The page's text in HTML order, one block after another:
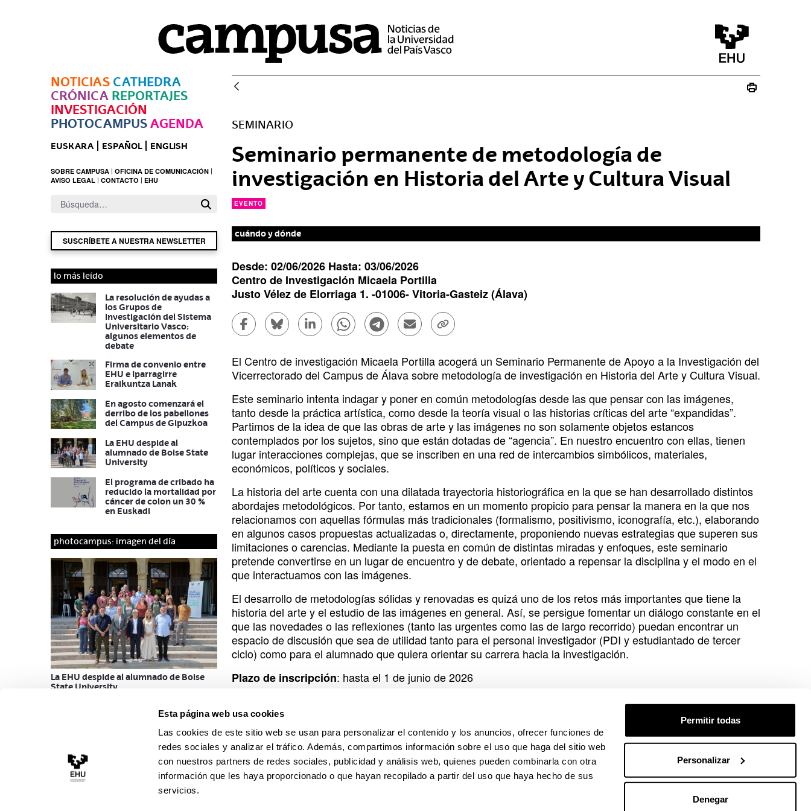
Esta página web usa cookies
Las cookies de este sitio web se usan para personalizar el contenido y los anuncios, ofrecer funciones de
redes sociales y analizar el tráfico. Además, compartimos información sobre el uso que haga del sitio web
con nuestros partners de redes sociales, publicidad y análisis web, quienes pueden combinarla con otra
información que les haya proporcionado o que hayan recopilado a partir del uso que haya hecho de sus
servicios.
Permitir todas
Personalizar
Denegar
NOTICIAS CATHEDRA
CRÓNICA REPORTAJES
INVESTIGACIÓN
PHOTOCAMPUS AGENDA
EUSKARA ESPAÑOL ENGLISH
SOBRE CAMPUSA OFICINA DE COMUNICACIÓN
AVISO LEGAL CONTACTO EHU
SUSCRÍBETE A NUESTRA NEWSLETTER
lo más leído
La resolución de ayudas a
los Grupos de
Investigación del Sistema
Universitario Vasco:
algunos elementos de
debate
Firma de convenio entre
EHU e Iparragirre
Eraikuntza Lanak
En agosto comenzará el
derribo de los pabellones
del Campus de Gipuzkoa
La EHU despide al
alumnado de Boise State
University
El programa de cribado ha
reducido la mortalidad por
cáncer de colon un 30 %
en Euskadi
photocampus: imagen del día
La EHU despide al alumnado de Boise
State University
k
u
e
Y
u
u
V
i
m
e
o
F
l
i
c
SEMINARIO
Seminario permanente de metodología de
investigación en Historia del Arte y Cultura Visual
EVENTO
cuándo y dónde
Desde: 02/06/2026 Hasta: 03/06/2026
l
u
g
Centro de Investigación Micaela Portilla
Justo Vélez de Elorriaga 1. -01006-Vitoria-Gasteiz(Álava)
Compartir en Facebook - (Abre una nueva ventana)
Compartir en Bluesky - (Abre una nueva ventana)
Compartir en Linkedin - (Abre una nueva ventana)
Compartir en Whatsapp - (Abre una nueva ventana)
Compartir en Telegram - (Abre una nueva ventana)
Enviar por correo electrónico - (Abre una nueva ventana)
Copiar enlace - (Abre una nueva ventana)
Descripción
El Centro de investigación Micaela Portilla acogerá un Seminario Permanente de Apoyo a la Investigación del
Vicerrectorado del Campus de Álava sobre metodología de investigación en Historia del Arte y Cultura Visual.
Este seminario intenta indagar y poner en común metodologías desde las que pensar con las imágenes,
tanto desde la práctica artística, como desde la teoría visual o las historias críticas del arte “expandidas”.
Partimos de la idea de que las obras de arte y las imágenes no son solamente objetos estancos
contemplados por los sujetos, sino que están dotadas de “agencia”. En nuestro encuentro con ellas, tienen
lugar interacciones complejas, que se inscriben en una red de intercambios simbólicos, materiales,
económicos, políticos y sociales.
La historia del arte cuenta con una dilatada trayectoria historiográfica en la que se han desarrollado distintos
abordajes metodológicos. Por tanto, estamos en un momento propicio para pensar la manera en la que nos
relacionamos con aquellas fórmulas más tradicionales (formalismo, positivismo, iconografía, etc.), elaborando
en algunos casos propuestas actualizadas o, directamente, proponiendo nuevas estrategias que superen sus
limitaciones o carencias. Mediante la puesta en común de distintas miradas y enfoques, este seminario
pretende convertirse en un lugar de encuentro y de debate, orientado a repensar la disciplina y el modo en el
que interactuamos con las imágenes.
El desarrollo de metodologías sólidas y renovadas es quizá uno de los retos más importantes que tiene la
historia del arte y el estudio de las imágenes en general. Así, se persigue fomentar un diálogo constante en el
que las novedades o las reflexiones (tanto las urgentes como las de largo recorrido) puedan encontrar un
espacio de discusión que sea de utilidad tanto para el personal investigador (PDI y estudiantado de tercer
ciclo) como para el alumnado que quiera orientar su carrera hacia la investigación.
Plazo de inscripción: hasta el 1 de junio de 2026
Solicitud de participación
Admisión por riguroso orden de inscripción. Tendrá prioridad el personal docente e investigador del Campus
de Álava.